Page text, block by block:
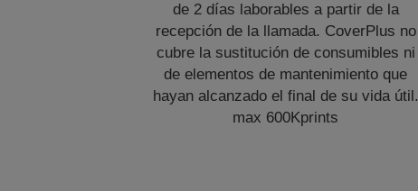
de 2 días laborables a partir de la
recepción de la llamada. CoverPlus no
cubre la sustitución de consumibles ni
de elementos de mantenimiento que
hayan alcanzado el final de su vida útil.
max 600Kprints